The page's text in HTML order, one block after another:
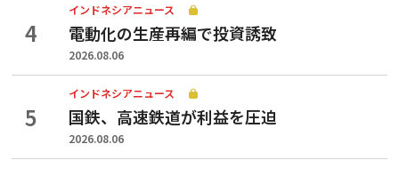
インドネシアニュース
電動化の生産再編で投資誘致
2026.08.06
インドネシアニュース
国鉄、高速鉄道が利益を圧迫
2026.08.06